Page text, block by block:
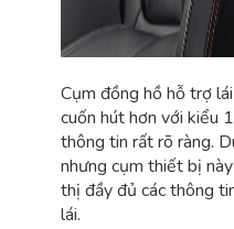
Cụm đồng hồ hỗ trợ
cuốn hút hơn với kiểu
thông tin rất rõ ràng.
nhưng cụm thiết bị
thị đầy đủ các thông
lái.